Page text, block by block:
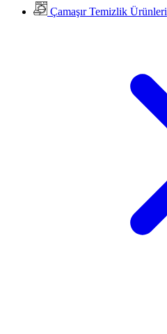
Çamaşır Temizlik Ürünleri